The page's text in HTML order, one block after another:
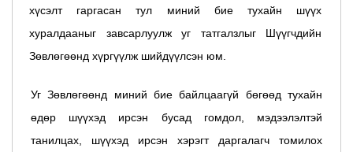
хүсэлт гаргасан тул миний бие тухайн шүүх
хуралдааныг завсарлуулж уг татгалзлыг Шүүгчдийн
Зөвлөгөөнд хүргүүлж шийдүүлсэн юм.
Уг Зөвлөгөөнд миний бие байлцаагүй бөгөөд тухайн
өдөр шүүхэд ирсэн бусад гомдол, мэдээлэлтэй
танилцах, шүүхэд ирсэн хэрэгт даргалагч томилох